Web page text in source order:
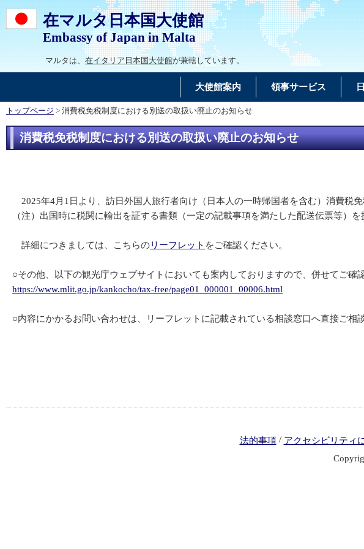
在マルタ日本国大使館
Embassy of Japan in Malta
マルタは、 在イタリア日本国大使館が兼轄しています。
大使館案内 領事サービス
トップページ > 消費税免税制度における別送の取扱い廃止のお知らせ
消費税免税制度における別送の取扱い廃止のお知らせ
2025年4月1日より、訪日外国人旅行者向け（日本人の一時帰国者を含む）消費税
（注）出国時に税関に輸出を証する書類（一定の記載事項を満たした配送伝票等）
詳細につきましては、こちらのリーフレット をご確認ください。
○その他、以下の観光庁ウェブサイトにおいても案内しておりますので、併せてご確
https://www.mlit.go.jp/kankocho/tax-free/page01_000001_00006.html
○内容にかかるお問い合わせは、リーフレットに記載されている相談窓口へ直接ご相
法的事項 / アクセシビリティ